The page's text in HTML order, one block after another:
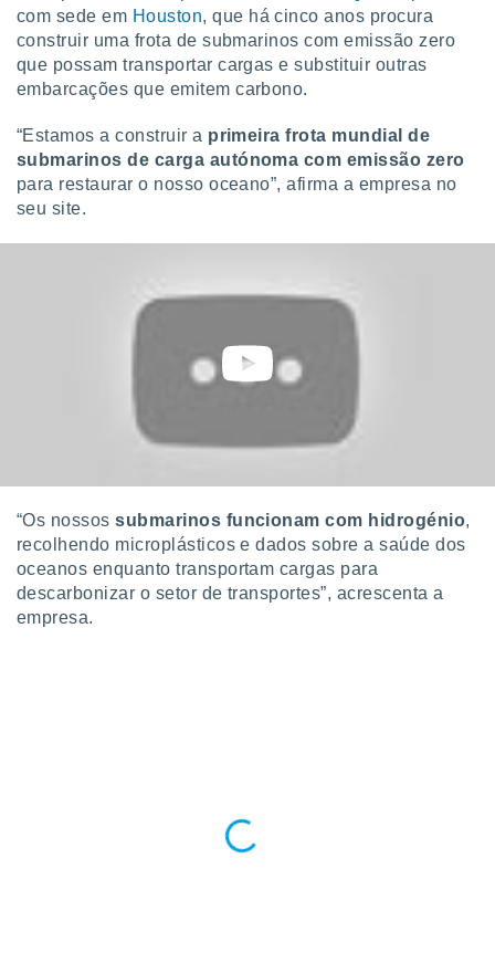
da
através
com sede em Houston, que há cinco anos procura
construir uma frota de submarinos com emissão zero
que possam transportar cargas e substituir outras
embarcações que emitem carbono.
“Estamos a construir a primeira frota mundial de
submarinos de carga autónoma com emissão zero
para restaurar o nosso oceano”, afirma a empresa no
seu site.
“Os nossos submarinos funcionam com hidrogénio,
recolhendo microplásticos e dados sobre a saúde dos
oceanos enquanto transportam cargas para
descarbonizar o setor de transportes”, acrescenta a
empresa.